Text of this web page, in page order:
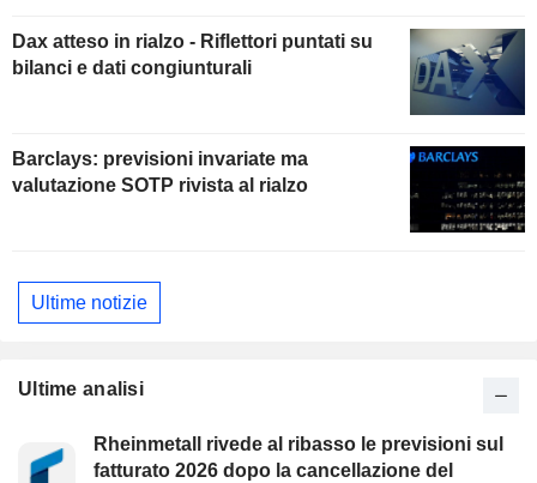
Dax atteso in rialzo - Riflettori puntati su
bilanci e dati congiunturali
Barclays: previsioni invariate ma
valutazione SOTP rivista al rialzo
Ultime notizie
Ultime analisi
Rheinmetall rivede al ribasso le previsioni sul
fatturato 2026 dopo la cancellazione del